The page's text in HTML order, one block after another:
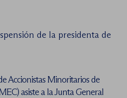
de la presidenta de
Accionistas Minoritarios de
asiste a la Junta General